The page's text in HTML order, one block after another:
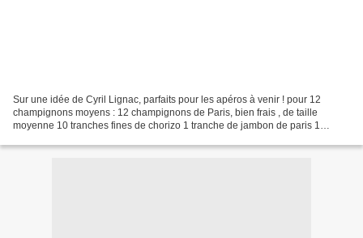
Sur une idée de Cyril Lignac, parfaits pour les apéros à venir ! pour 12
champignons moyens : 12 champignons de Paris, bien frais , de taille
moyenne 10 tranches fines de chorizo 1 tranche de jambon de paris 1